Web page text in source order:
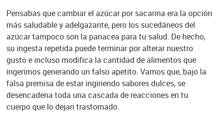
Pensabas que cambiar el azúcar por sacarina era la opción
más saludable y adelgazante, pero los sucedáneos del
azúcar tampoco son la panacea para tu salud. De hecho,
su ingesta repetida puede terminar por alterar nuestro
gusto e incluso modifica la cantidad de alimentos que
ingerimos generando un falso apetito. Vamos que, bajo la
falsa premisa de estar ingiriendo sabores dulces, se
desencadena toda una cascada de reacciones en tu
cuerpo que lo dejan trastornado.